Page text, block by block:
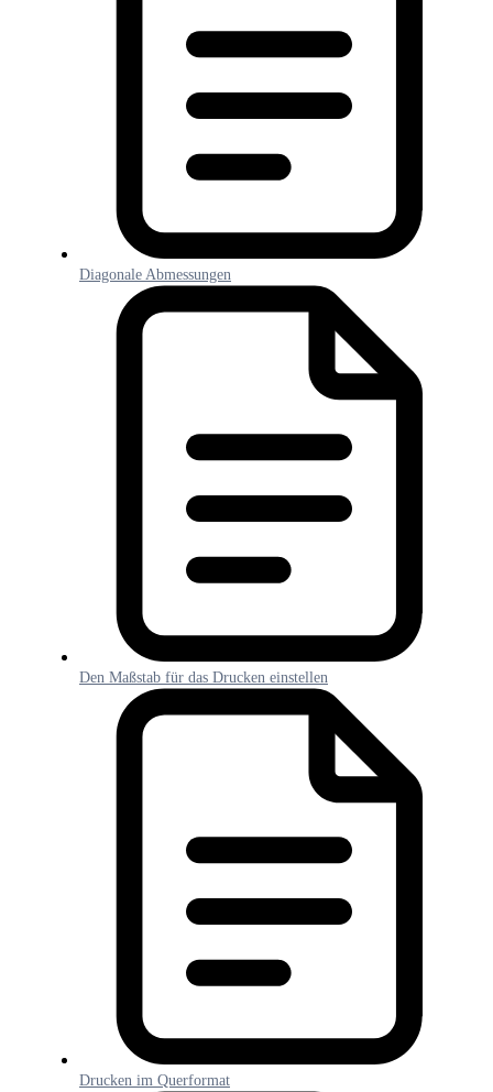
Diagonale Abmessungen
Den Maßstab für das Drucken einstellen
Drucken im Querformat